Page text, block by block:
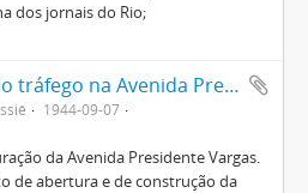
dos jornais do Rio;
Ata de inauguração do tráfego na Avenida Presidente Vargas
1944-09-07
da Avenida Presidente Vargas.
de abertura e de construção da